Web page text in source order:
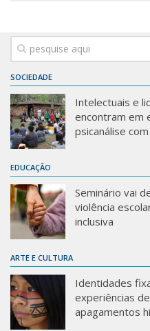
SOCIEDADE
Intelectuais e
encontram em
psicanálise
EDUCAÇÃO
Seminário vai
violência
inclusiva
ARTE E CULTURA
Identidades
experiências
apagamentos